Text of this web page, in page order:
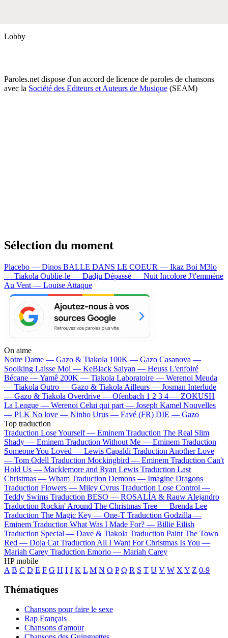
Lobby
Paroles.net dispose d'un accord de licence de paroles de chansons
avec la Société des Editeurs et Auteurs de Musique (SEAM)
Sélection du moment
Placebo — Dinos BALLE DANS LE COEUR — Ikaz Boi M3lo
— Tiakola Oublie-le — Dadju Dépassé — Nuit Incolore J't'emmène
Au Vent — Louise Attaque
On aime
Notre Dame — Gazo & Tiakola 100K — Gazo Casanova —
Soolking Laisse Moi — KeBlack Saiyan — Heuss L'enfoiré
Bécane —Yamê 200K — Tiakola Laboratoire — Werenoi Meuda
— Tiakola Outro — Gazo & Tiakola Ailleurs — Josman Interlude
— Gazo & Tiakola Overdrive — Ofenbach 1 2 3 4 — ZOKUSH
La League — Werenoi Celui qui part — Joseph Kamel Nouvelles
— PLK No love — Ninho Urus — Favé (FR) DIE — Gazo
Top traduction
Traduction Lose Yourself — Eminem Traduction The Real Slim
Shady — Eminem Traduction Without Me — Eminem Traduction
Someone You Loved — Lewis Capaldi Traduction Another Love
— Tom Odell Traduction Mockingbird — Eminem Traduction Can't
Hold Us — Macklemore and Ryan Lewis Traduction Last
Christmas — Wham Traduction Demons — Imagine Dragons
Traduction Flowers — Miley Cyrus Traduction Lose Control —
Teddy Swims Traduction BESO — ROSALÍA & Rauw Alejandro
Traduction Rockin' Around The Christmas Tree — Brenda Lee
Traduction The Magic Key — One-T Traduction Godzilla —
Eminem Traduction What Was I Made For? — Billie Eilish
Traduction Special — Dave & Tiakola Traduction Paint The Town
Red — Doja Cat Traduction All I Want For Christmas Is You —
Mariah Carey Traduction Emorio — Mariah Carey
HP mobile
A B C D E F G H I J K L M N O P Q R S T U V W X Y Z 0-9
Thématiques
Chansons pour faire le sexe
Rap Français
Chansons d'amour